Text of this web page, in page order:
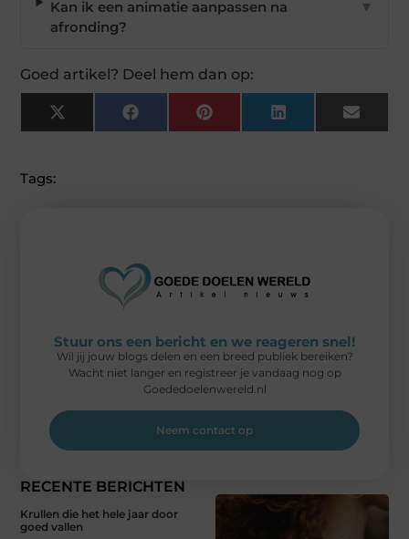
Kan ik een animatie aanpassen na
afronding?
▼
Goed artikel? Deel hem dan op:
X
(Twitter)
FacebookPinterest LinkedIn Email
Tags:
RECENTE BERICHTEN
Krullen die het hele jaar door
goed vallen
Stuur ons een bericht en we reageren snel!
Wil jij jouw blogs delen en een breed publiek bereiken?
Wacht niet langer en registreer je vandaag nog op
Goededoelenwereld.nl
Neem contact op